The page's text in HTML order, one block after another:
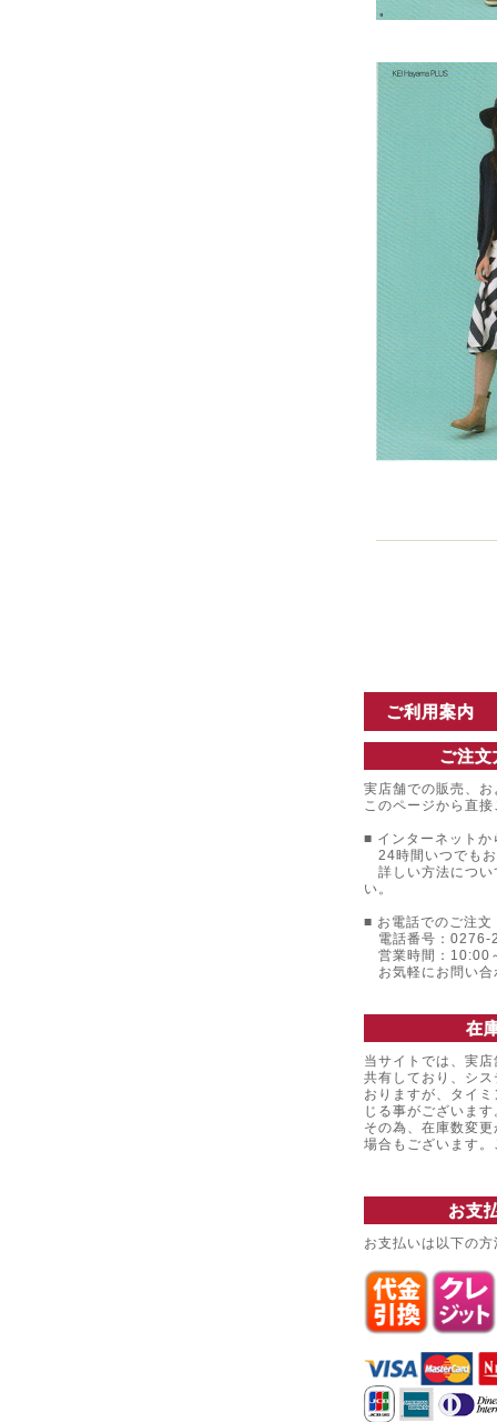
ご利用案内
ご注
実店舗での販売、
このページから直
■ インターネットか
24時間いつでも
詳しい方法につい
い。
■ お電話でのご注文
電話番号：0276-
営業時間：10:00
お気軽にお問い合
在
当サイトでは、実
共有しており、シ
おりますが、タイ
じる事がございます
その為、在庫数変
場合もございます
お支
お支払いは以下の